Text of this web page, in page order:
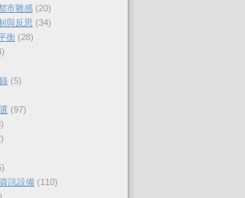
市雜感 (20)
與反思 (34)
衡 (28)
(5)
(97)
訊設備 (110)